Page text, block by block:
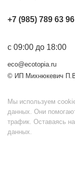
+7 (985) 789 63 96
с 09:00 до 18:00
eco@ecotopia.ru
© ИП Михнюкевич
Мы используем
данных. Они
трафик. Оставаясь
данных.